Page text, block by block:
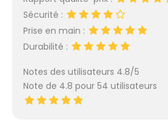
Sécurité :
Prise en main :
Durabilité :
Notes des utilisateurs 4.8/5
Note de 4.8 pour 54 utilisateurs